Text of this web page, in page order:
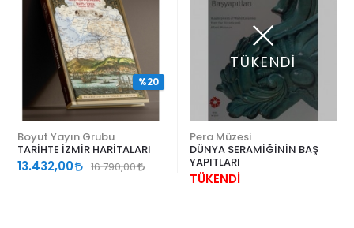
Boyut Yayın Grubu
TARİHTE İZMİR HARİTALARI
13.432,00 16.790,00
%20
TÜKENDİ
Pera Müzesi
DÜNYA SERAMİĞİNİN BAŞ
YAPITLARI
TÜKENDİ